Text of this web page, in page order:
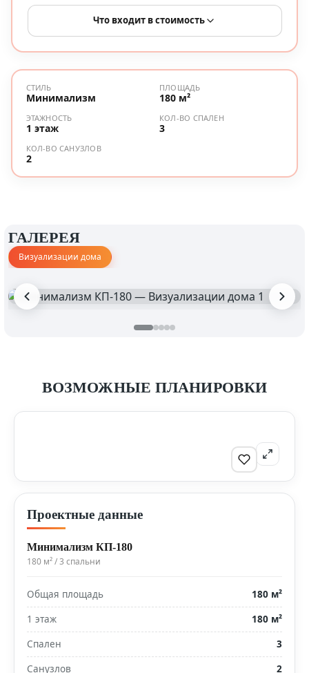
Что входит в стоимость
СТИЛЬ
Минимализм
ПЛОЩАДЬ
180 м²
ЭТАЖНОСТЬ
1 этаж
КОЛ-ВО СПАЛЕН
3
КОЛ-ВО САНУЗЛОВ
2
ГАЛЕРЕЯ
Визуализации дома
ВОЗМОЖНЫЕ ПЛАНИРОВКИ
Проектные данные
Минимализм КП-180
180 м² / 3 спальни
Общая площадь
180 м²
1 этаж
180 м²
Спален
3
Санузлов
2